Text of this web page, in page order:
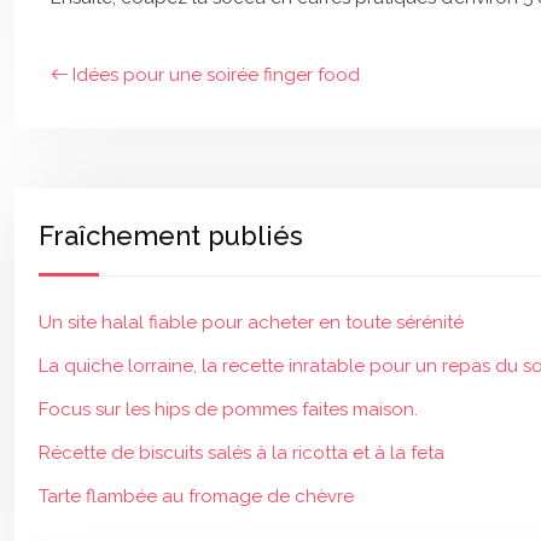
Idées pour une soirée finger food
Fraîchement publiés
Un site halal fiable pour acheter en toute sérénité
La quiche lorraine, la recette inratable pour un repas du
Focus sur les hips de pommes faites maison.
Récette de biscuits salés à la ricotta et à la feta
Tarte flambée au fromage de chèvre